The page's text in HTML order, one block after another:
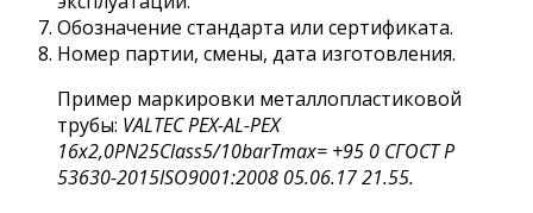
Обозначение стандарта или сертификата.
Номер партии, смены, дата изготовления.
Пример маркировки металлопластиковой
трубы: VALTECPEX-AL-PEX
16х2,0PN25Class5/10barTmax= +95 0 CГОСТ Р
53630-2015ISO9001:2008 05.06.17 21.55.